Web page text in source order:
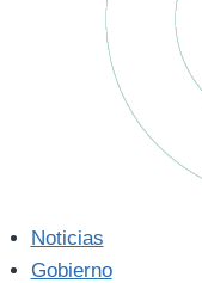
Noticias
Gobierno